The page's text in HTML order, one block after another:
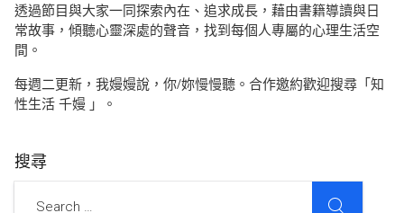
透過節目與大家一同探索內在、追求成長，藉由書籍導讀與日
常故事，傾聽心靈深處的聲音，找到每個人專屬的心理生活空
間。
每週二更新，我嫚嫚說，你/妳慢慢聽。合作邀約歡迎搜尋「知
性生活 千嫚 」。
搜尋